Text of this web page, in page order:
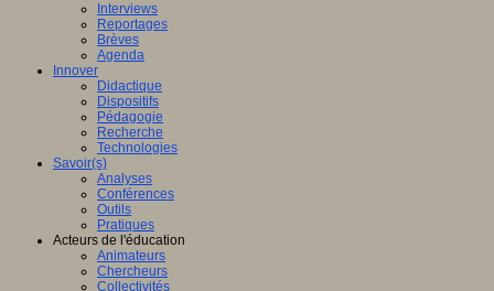
Interviews
Reportages
Brèves
Agenda
Innover
Didactique
Dispositifs
Pédagogie
Recherche
Technologies
Savoir(s)
Analyses
Conférences
Outils
Pratiques
Acteurs de l'éducation
Animateurs
Chercheurs
Collectivités